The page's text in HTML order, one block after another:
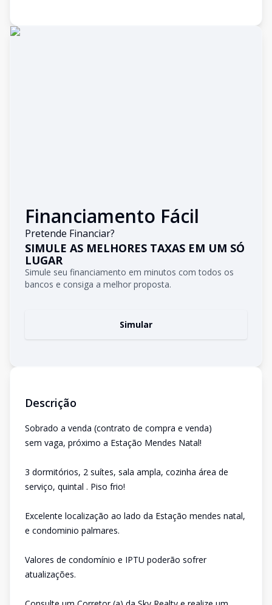
Financiamento Fácil
Pretende Financiar?
SIMULE AS MELHORES TAXAS EM UM SÓ
LUGAR
Simule seu financiamento em minutos com todos os
bancos e consiga a melhor proposta.
Simular
Descrição
Sobrado a venda (contrato de compra e venda)
sem vaga, próximo a Estação Mendes Natal!
3 dormitórios, 2 suítes, sala ampla, cozinha área de
serviço, quintal . Piso frio!
Excelente localização ao lado da Estação mendes natal,
e condominio palmares.
Valores de condomínio e IPTU poderão sofrer
atualizações.